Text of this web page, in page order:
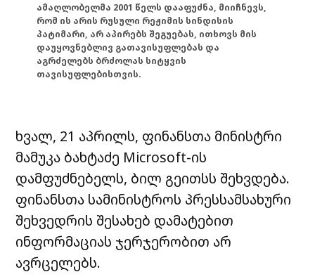
ამაღლობელმა 2001 წელს დააფუძნა, მიიჩნევს,
რომ ის არის რუსული რეჟიმის სინდისის
პატიმარი, არ აპირებს შეგუებას, ითხოვს მის
დაუყოვნებლივ გათავისუფლებას და
აგრძელებს ბრძოლას სიტყვის
თავისუფლებისთვის.
ხვალ, 21 აპრილს, ფინანსთა მინისტრი
მამუკა ბახტაძე Microsoft-ის
დამფუძნებელს, ბილ გეითსს შეხვდება.
ფინანსთა სამინისტროს პრესსამსახური
შეხვედრის შესახებ დამატებით
ინფორმაციას ჯერჯერობით არ
ავრცელებს.